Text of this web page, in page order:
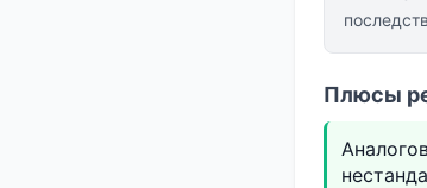
Плюсы